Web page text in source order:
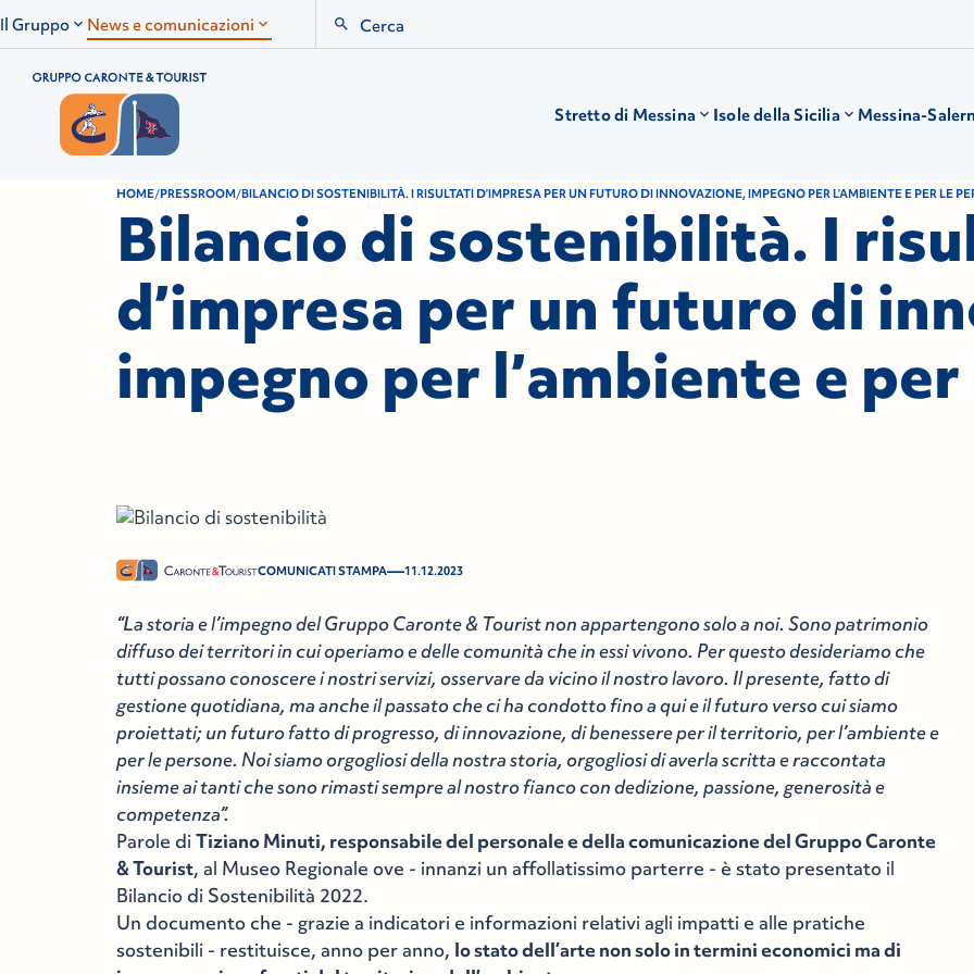
Stretto di Messina Isole della Sicilia Messina-
Il Gruppo News e comunicazioni
HOME PRESSROOM BILANCIO DI SOSTENIBILITÀ. I RISULTATI D’IMPRESA PER UN FUTURO DI INNOVAZIONE, IMPEGNO PER L’AMBIENTE E PER LE
Bilancio di sostenibilità. I
d’impresa per un futuro di
impegno per l’ambiente e
COMUNICATI STAMPA—11.12.2023
“La storia e l’impegno del Gruppo Caronte & Tourist non appartengono solo a noi. Sono patrimonio
diffuso dei territori in cui operiamo e delle comunità che in essi vivono. Per questo desideriamo che
tutti possano conoscere i nostri servizi, osservare da vicino il nostro lavoro. Il presente, fatto di
gestione quotidiana, ma anche il passato che ci ha condotto fino a qui e il futuro verso cui siamo
proiettati; un futuro fatto di progresso, di innovazione, di benessere per il territorio, per l’ambiente e
per le persone. Noi siamo orgogliosi della nostra storia, orgogliosi di averla scritta e raccontata
insieme ai tanti che sono rimasti sempre al nostro fianco con dedizione, passione, generosità e
competenza”.
Parole diTiziano Minuti, responsabile del personale e della comunicazione del Gruppo Caronte
& Tourist, al Museo Regionale ove - innanzi un affollatissimo parterre - è stato presentato il
Bilancio di Sostenibilità 2022.
Un documento che - grazie a indicatori e informazioni relativi agli impatti e alle pratiche
sostenibili - restituisce, anno per anno, lo stato dell’arte non solo in termini economici ma di